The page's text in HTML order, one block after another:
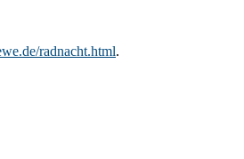
radnacht.html.